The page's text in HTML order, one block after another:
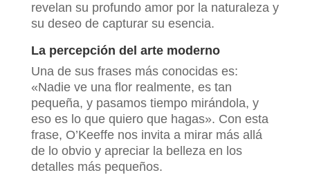
revelan su profundo amor por la naturaleza y
su deseo de capturar su esencia.
La percepción del arte moderno
Una de sus frases más conocidas es:
«Nadie ve una flor realmente, es tan
pequeña, y pasamos tiempo mirándola, y
eso es lo que quiero que hagas». Con esta
frase, O’Keeffe nos invita a mirar más allá
de lo obvio y apreciar la belleza en los
detalles más pequeños.